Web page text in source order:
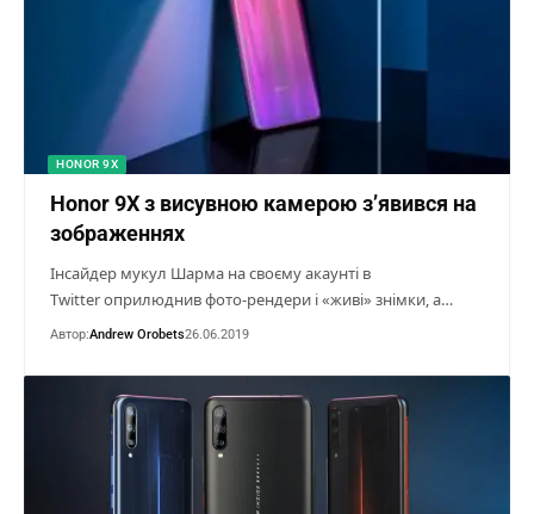
HONOR 9X
Honor 9X з висувною камерою з’явився на
зображеннях
Інсайдер мукул Шарма на своєму акаунті в
Twitter оприлюднив фото-рендери і «живі» знімки, а…
Автор:Andrew Orobets26.06.2019